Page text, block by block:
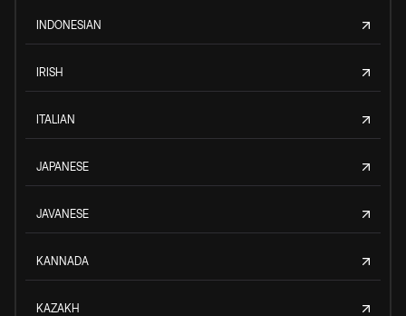
INDONESIAN
IRISH
ITALIAN
JAPANESE
JAVANESE
KANNADA
KAZAKH